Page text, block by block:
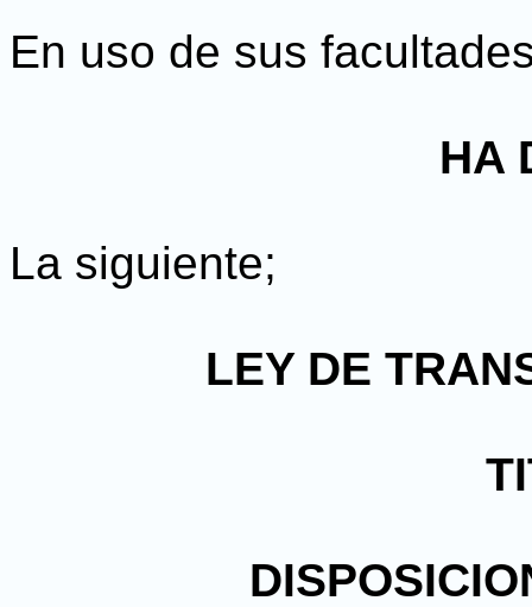
En uso de sus
HA
La siguiente;
LEY DE